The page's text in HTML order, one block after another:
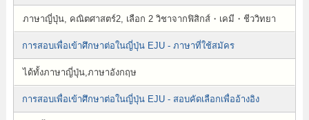
ภาษาญี่ปุ่น, คณิตศาสตร์2, เลือก 2 วิชาจากฟิสิกส์・เคมี・ชีววิทยา
การสอบเพื่อเข้าศึกษาต่อในญี่ปุ่น EJU - ภาษาที่ใช้สมัคร
ได้ทั้งภาษาญี่ปุ่น,ภาษาอังกฤษ
การสอบเพื่อเข้าศึกษาต่อในญี่ปุ่น EJU - สอบคัดเลือกเพื่ออ้างอิง